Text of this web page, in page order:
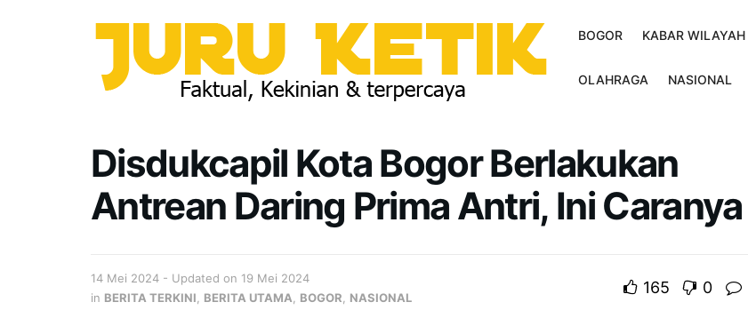
BOGOR KABAR WILAYAH
OLAHRAGA NASIONAL
Disdukcapil Kota Bogor Berlakukan
Antrean Daring Prima Antri, Ini Caranya
14 Mei 2024 - Updated on 19 Mei 2024
in BERITA TERKINI BERITA UTAMA BOGOR NASIONAL
165 0